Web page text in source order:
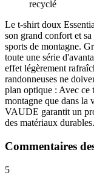
recyclé
Le t-shirt doux
son grand confort et
sports de montagne.
toute une série
effet légèrement
randonneuses ne
plan optique : Avec ce
montagne que dans la
VAUDE garantit un
des matériaux durables.
Commentaires
5